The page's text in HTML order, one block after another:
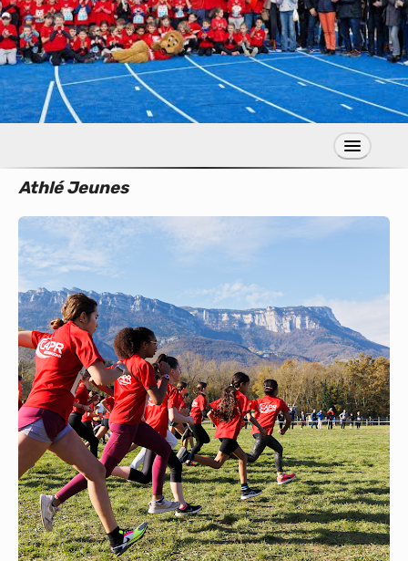
S’inscrire
Calendrier
Bénévoles
Nos événements
Vie du club
Partenaires
Athlé Jeunes